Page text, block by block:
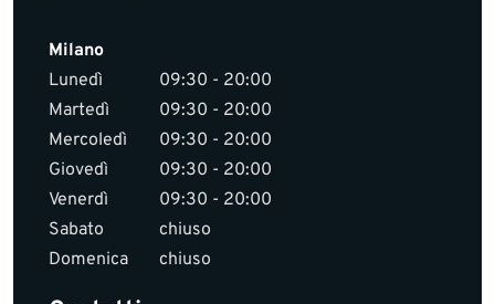
Milano
Lunedì
09:30 - 20:00
Martedì
09:30 - 20:00
Mercoledì
09:30 - 20:00
Giovedì
09:30 - 20:00
Venerdì
09:30 - 20:00
Sabato
chiuso
Domenica
chiuso